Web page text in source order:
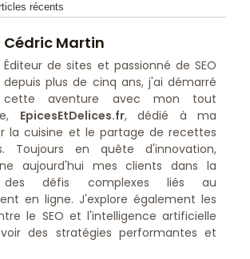
récents
Cédric Martin
Éditeur de sites et passionné de SEO
depuis plus de cinq ans, j'ai démarré
cette aventure avec mon tout
EpicesEtDelices.fr, dédié à ma
la cuisine et le partage de recettes
Toujours en quête d'innovation,
aujourd'hui mes clients dans la
des défis complexes liés au
en ligne. J'explore également les
le SEO et l'intelligence artificielle
des stratégies performantes et